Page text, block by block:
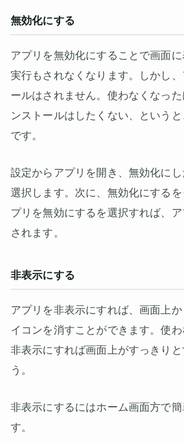
無効化にする
アプリを無効化にすることで画面に
実行もされなくなります。しかし、
ールはされません。使わなくなっ
ンストールはしたくない、という
です。
設定からアプリを開き、無効化に
選択します。次に、無効化にする
プリを無効にするを選択すれば、
されます。
非表示にする
アプリを非表示にすれば、画面上
イコンを消すことができます。使
非表示にすれば画面上がすっきりと
う。
非表示にするにはホーム画面方で簡
す。